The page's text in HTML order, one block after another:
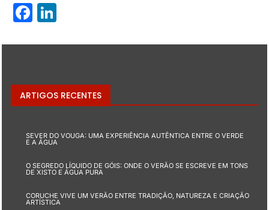
Facebook
ARTIGOS RECENTES
SEVER DO VOUGA: UMA EXPERIÊNCIA AUTÊNTICA ENTRE O VERDE
E A ÁGUA
O SEGREDO LÍQUIDO DE GÓIS: ONDE O VERÃO SE ESCREVE EM TONS
DE XISTO E ÁGUA PURA
CORUCHE VIVE UM VERÃO ENTRE TRADIÇÃO, NATUREZA E CRIAÇÃO
ARTÍSTICA